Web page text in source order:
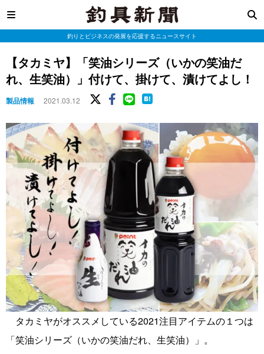
釣りとビジネスの発展を応援するニュースサイト
【タカミヤ】「笑油シリーズ（いかの笑油だ
れ、生笑油）」付けて、掛けて、漬けてよし！
製品情報 2021.03.12
タカミヤがオススメしている2021注目アイテムの１つは
「笑油シリーズ（いかの笑油だれ、生笑油）」。